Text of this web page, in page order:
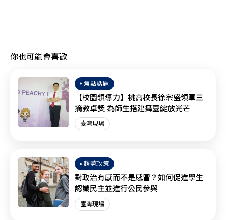
你也可能會喜歡
焦點話題
【校園領導力】桃高校長徐宗盛領軍三
摘教卓獎 為師生搭建舞臺綻放光芒
臺灣現場
趨勢政策
對政治有感而不是感冒？如何促進學生
認識民主並進行公民參與
臺灣現場